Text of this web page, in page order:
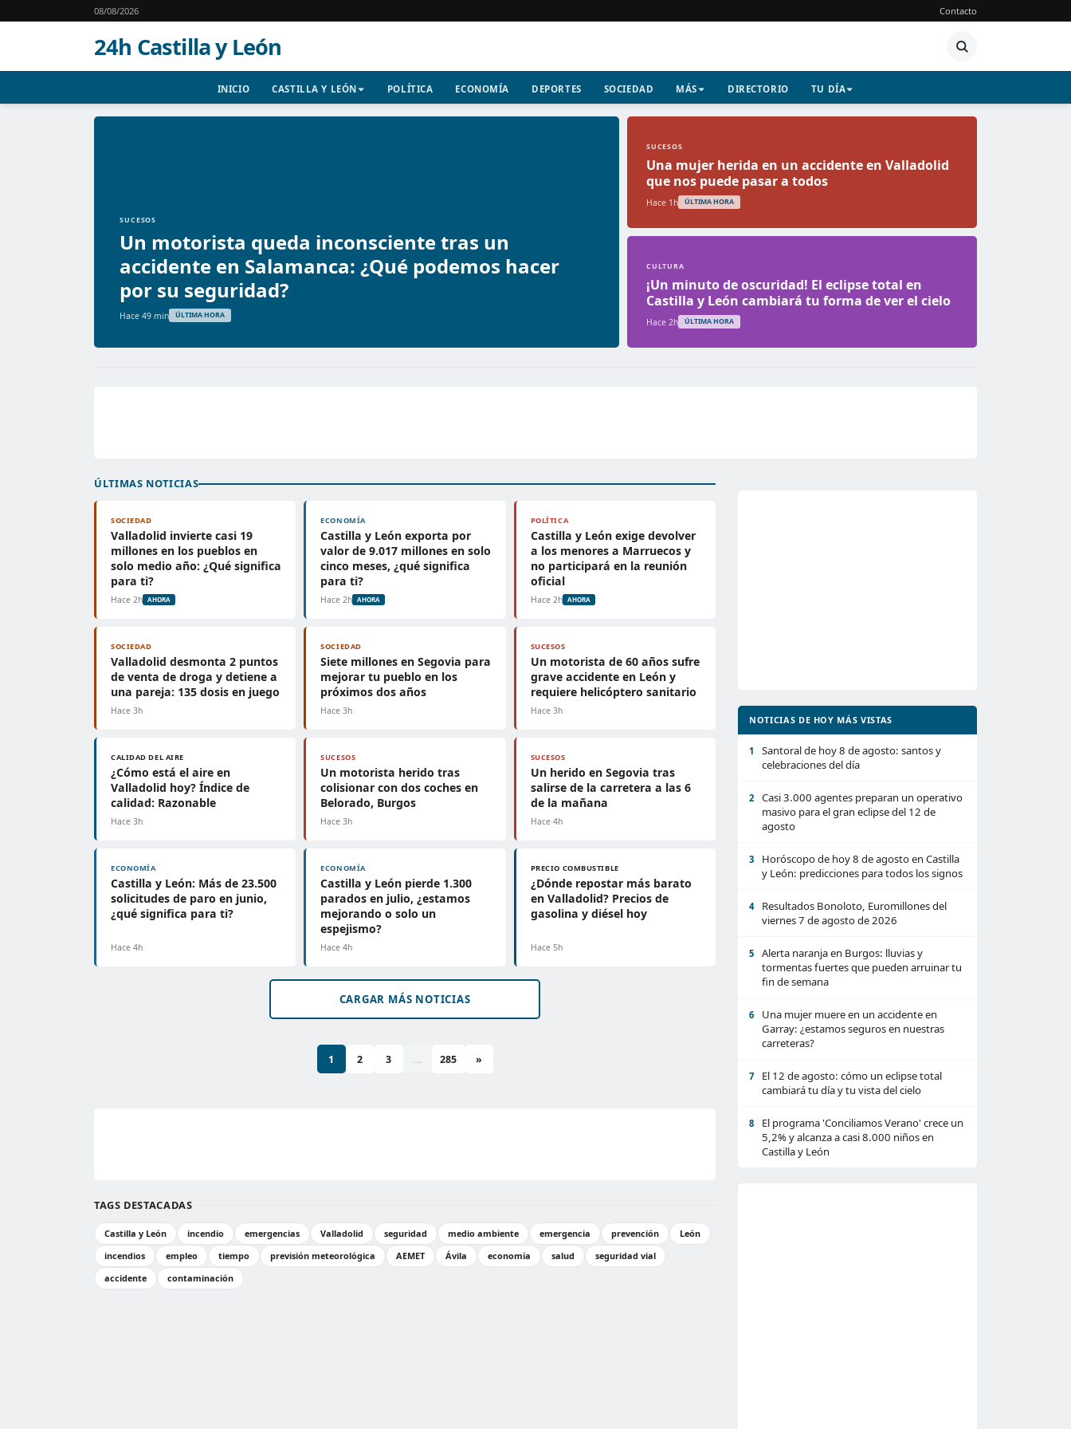
08/08/2026 Contacto
24h Castilla y León
INICIO CASTILLA Y LEÓN POLÍTICA ECONOMÍA DEPORTES SOCIEDAD MÁS DIRECTORIO TU DÍA
SUCESOS
Un motorista queda inconsciente tras un
accidente en Salamanca: ¿Qué podemos hacer
por su seguridad?
Hace 49 min ÚLTIMA HORA
SUCESOS
Una mujer herida en un accidente en Valladolid
que nos puede pasar a todos
Hace 1h ÚLTIMA HORA
CULTURA
¡Un minuto de oscuridad! El eclipse total en
Castilla y León cambiará tu forma de ver el cielo
Hace 2h ÚLTIMA HORA
ÚLTIMAS NOTICIAS
SOCIEDAD
Valladolid invierte casi 19
millones en los pueblos en
solo medio año: ¿Qué significa
para ti?
Hace 2h AHORA
ECONOMÍA
Castilla y León exporta por
valor de 9.017 millones en solo
cinco meses, ¿qué significa
para ti?
Hace 2h AHORA
POLÍTICA
Castilla y León exige devolver
a los menores a Marruecos y
no participará en la reunión
oficial
Hace 2h AHORA
SOCIEDAD
Valladolid desmonta 2 puntos
de venta de droga y detiene a
una pareja: 135 dosis en juego
Hace 3h
SOCIEDAD
Siete millones en Segovia para
mejorar tu pueblo en los
próximos dos años
Hace 3h
SUCESOS
Un motorista de 60 años sufre
grave accidente en León y
requiere helicóptero sanitario
Hace 3h
CALIDAD DEL AIRE
¿Cómo está el aire en
Valladolid hoy? Índice de
calidad: Razonable
Hace 3h
SUCESOS
Un motorista herido tras
colisionar con dos coches en
Belorado, Burgos
Hace 3h
SUCESOS
Un herido en Segovia tras
salirse de la carretera a las 6
de la mañana
Hace 4h
ECONOMÍA
Castilla y León: Más de 23.500
solicitudes de paro en junio,
¿qué significa para ti?
Hace 4h
ECONOMÍA
Castilla y León pierde 1.300
parados en julio, ¿estamos
mejorando o solo un
espejismo?
Hace 4h
PRECIO COMBUSTIBLE
¿Dónde repostar más barato
en Valladolid? Precios de
gasolina y diésel hoy
Hace 5h
CARGAR MÁS NOTICIAS
1 2 3 ... 285 »
TAGS DESTACADAS
Castilla y León incendio emergencias Valladolid seguridad medio ambiente emergencia prevención
León
incendios
empleo tiempo previsión meteorológica AEMET Ávila economía salud
seguridad vial
accidente
contaminación
NOTICIAS DE HOY MÁS VISTAS
1
Santoral de hoy 8 de agosto: santos y
celebraciones del día
2
Casi 3.000 agentes preparan un operativo
masivo para el gran eclipse del 12 de
agosto
3
Horóscopo de hoy 8 de agosto en Castilla
y León: predicciones para todos los signos
4
Resultados Bonoloto, Euromillones del
viernes 7 de agosto de 2026
5
Alerta naranja en Burgos: lluvias y
tormentas fuertes que pueden arruinar tu
fin de semana
6
Una mujer muere en un accidente en
Garray: ¿estamos seguros en nuestras
carreteras?
7
El 12 de agosto: cómo un eclipse total
cambiará tu día y tu vista del cielo
8
El programa 'Conciliamos Verano' crece un
5,2% y alcanza a casi 8.000 niños en
Castilla y León